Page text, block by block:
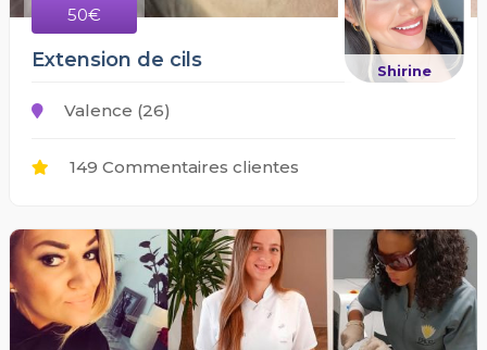
50€
Shirine
Extension de cils
Valence (26)
149 Commentaires clientes